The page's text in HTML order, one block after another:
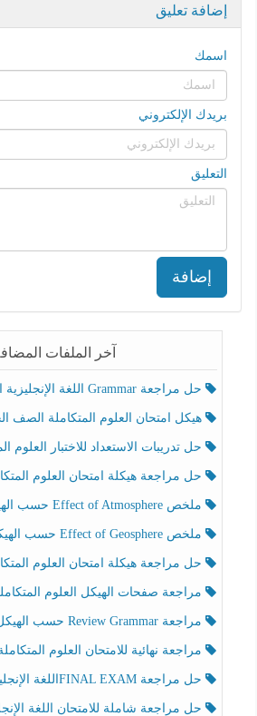
إضافة تعليق
اسمك
بريدك الإلكتروني
التعليق
إضافة
آخر الملفات
حل مراجعة Grammar اللغة الإنجليزية الصف الخامس الفصل الثالث
هيكل امتحان العلوم المتكاملة الصف الخامس عام الفصل
حل تدريبات الاستعداد للاختبار العلوم المتكاملة
حل مراجعة هيكلة امتحان العلوم المتكاملة الصف
ملخص Effect of Atmosphere حسب الهيكل الوزاري العلوم المتكاملة الصف الخامس انسبير الفصل الثالث
ملخص Effect of Geosphere حسب الهيكل الوزاري العلوم المتكاملة الصف الخامس انسبير الفصل الثالث
حل مراجعة هيكلة امتحان العلوم المتكاملة الصف
مراجعة صفحات الهيكل العلوم المتكاملة الصف
مراجعة Review Grammar حسب الهيكل اللغة الإنجليزية الصف الخامس الفصل الثالث
مراجعة نهائية للامتحان العلوم المتكاملة الصف
حل مراجعة FINAL EXAMاللغة الإنجليزية الصف الخامس الفصل الثالث
حل مراجعة شاملة للامتحان اللغة الإنجليزية